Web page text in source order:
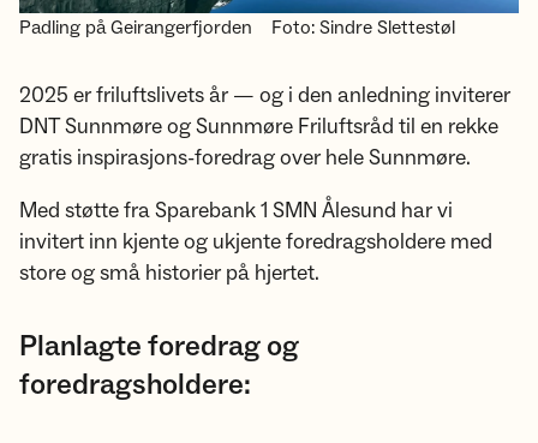
Padling på Geirangerfjorden Foto: Sindre Slettestøl
2025 er friluftslivets år — og i den anledning inviterer
DNT Sunnmøre og Sunnmøre Friluftsråd til en rekke
gratis inspirasjons-foredrag over hele Sunnmøre.
Med støtte fra Sparebank 1 SMN Ålesund har vi
invitert inn kjente og ukjente foredragsholdere med
store og små historier på hjertet.
Planlagte foredrag og
foredragsholdere: